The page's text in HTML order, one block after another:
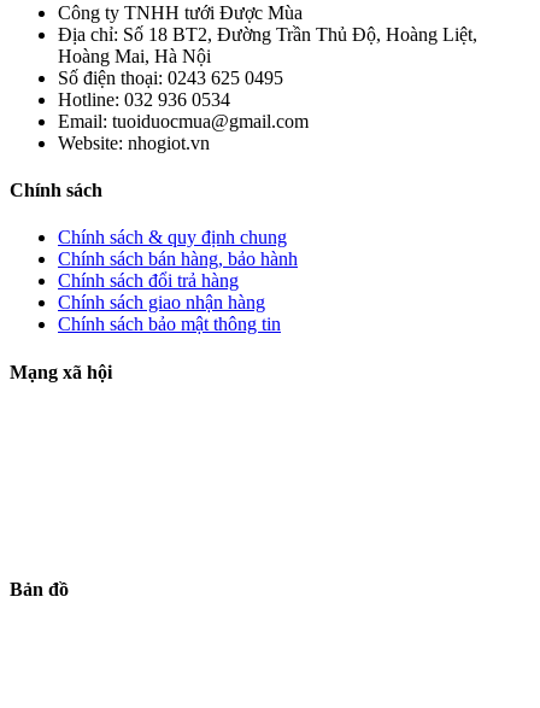
Công ty TNHH tưới Được Mùa
Địa chỉ: Số 18 BT2, Đường Trần Thủ Độ, Hoàng Liệt,
Hoàng Mai, Hà Nội
Số điện thoại: 0243 625 0495
Hotline: 032 936 0534
Email: tuoiduocmua@gmail.com
Website: nhogiot.vn
Chính sách
Chính sách & quy định chung
Chính sách bán hàng, bảo hành
Chính sách đổi trả hàng
Chính sách giao nhận hàng
Chính sách bảo mật thông tin
Mạng xã hội
Bản đồ